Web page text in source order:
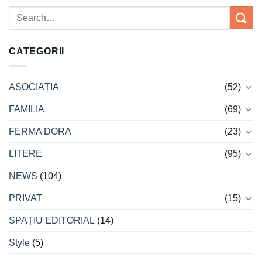
CATEGORII
ASOCIAȚIA (52)
FAMILIA (69)
FERMA DORA (23)
LITERE (95)
NEWS (104)
PRIVAT (15)
SPAȚIU EDITORIAL (14)
Style (5)